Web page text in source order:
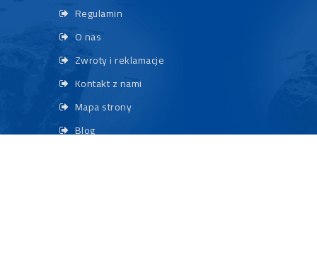
Regulamin
O nas
Zwroty i reklamacje
Kontakt z nami
Mapa strony
Blog